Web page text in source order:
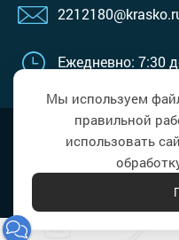
Ежедневно: 7:30
Политика в области обработки
персональных данных
Мы используем
правильной
использовать